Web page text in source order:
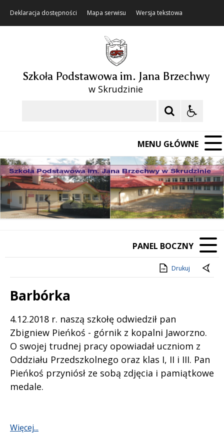
Deklaracja dostępności Mapa serwisu Wersja tekstowa
Szkoła Podstawowa im. Jana Brzechwy
w Skrudzinie
MENU GŁÓWNE
Poprzedni Element
Następny Element
❚❚
PANEL BOCZNY
Drukuj
Barbórka
Treść
4.12.2018 r. naszą szkołę odwiedził pan
Zbigniew Pieńkoś - górnik z kopalni Jaworzno.
O swojej trudnej pracy opowiadał uczniom z
Oddziału Przedszkolnego oraz klas I, II i III. Pan
Pieńkoś przyniósł ze sobą zdjęcia i pamiątkowe
medale.
Więcej...